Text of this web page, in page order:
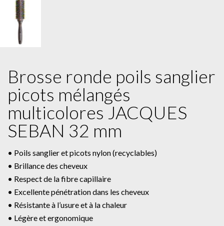
Brosse ronde poils sanglier
picots mélangés
multicolores JACQUES
SEBAN 32 mm
• Poils sanglier et picots nylon (recyclables)
• Brillance des cheveux
• Respect de la fibre capillaire
• Excellente pénétration dans les cheveux
• Résistante à l’usure et à la chaleur
• Légère et ergonomique